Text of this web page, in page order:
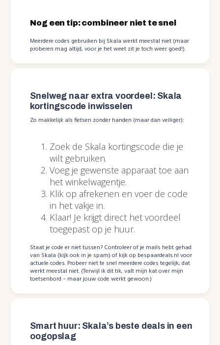
Nog een tip: combineer niet te snel
Meerdere codes gebruiken bij Skala werkt meestal niet (maar
proberen mag altijd, voor je het weet zit je toch weer goed!).
Snelweg naar extra voordeel: Skala
kortingscode inwisselen
Zo makkelijk als fietsen zonder handen (maar dan veiliger):
Zoek de Skala kortingscode die je
wilt gebruiken.
Voeg je gewenste apparaat toe aan
het winkelwagentje.
Klik op afrekenen en voer de code
in het vakje in.
Klaar! Je krijgt direct het voordeel
toegepast op je huur.
Staat je code er niet tussen? Controleer of je mails hebt gehad
van Skala (kijk ook in je spam) of kijk op bespaardeals.nl voor
actuele codes. Probeer niet te snel meerdere codes tegelijk; dat
werkt meestal niet. (Terwijl ik dit tik, valt mijn kat over mijn
toetsenbord – maar jouw code werkt gewoon.)
Smart huur: Skala’s beste deals in een
oogopslag